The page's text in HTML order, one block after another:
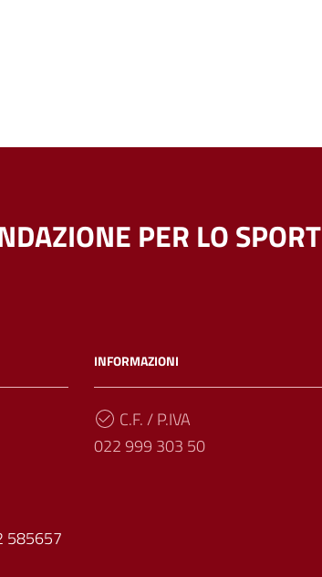
PER LO SPORT
585657
INFORMAZIONI
C.F. / P.IVA
022 999 303 50